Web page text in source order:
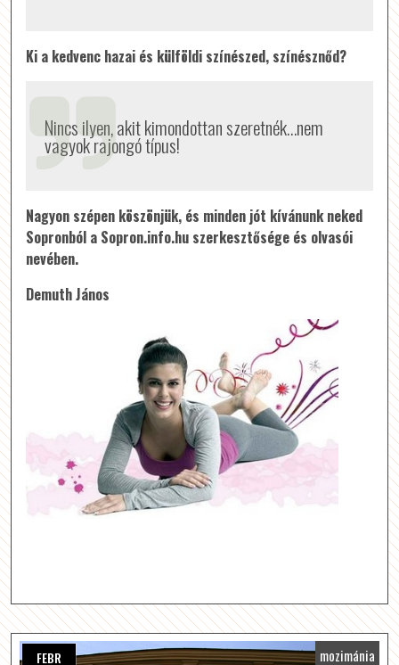
Ki a kedvenc hazai és külföldi színészed, színésznőd?
Nincs ilyen, akit kimondottan szeretnék…nem
vagyok rajongó típus!
Nagyon szépen köszönjük, és minden jót kívánunk neked
Sopronból a Sopron.info.hu szerkesztősége és olvasói
nevében.
Demuth János
FEBR mozimánia